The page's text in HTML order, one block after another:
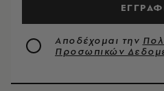
Αποδέχομαι την
Προσωπικών